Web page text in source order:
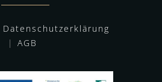
Datenschutzerklärung
| AGB